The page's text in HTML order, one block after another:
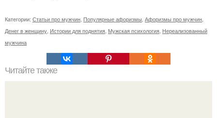
Категории: Статьи про мужчин Популярные афоризмы Афоризмы про мужчин
Денег в женщину Истории для поднятия Мужская психология Нереализованный
мужчина
Читайте также